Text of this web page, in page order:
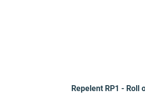
Repelent RP1 - Roll